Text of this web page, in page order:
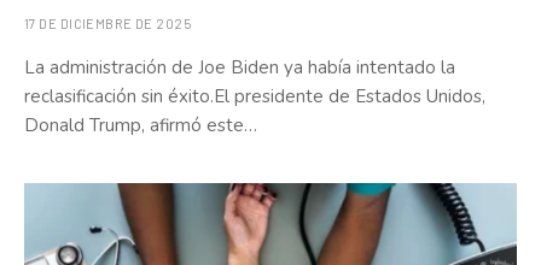
17 DE DICIEMBRE DE 2025
La administración de Joe Biden ya había intentado la
reclasificación sin éxito.El presidente de Estados Unidos,
Donald Trump, afirmó este…